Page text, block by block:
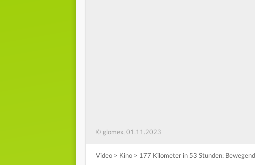
© glomex, 01.11.2023
Video > Kino > 177 Kilometer in 53 Stunden: